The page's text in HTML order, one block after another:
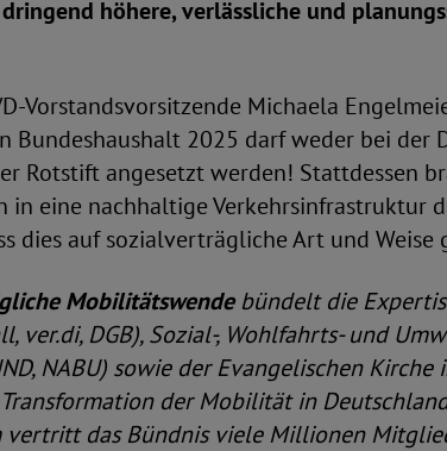
höhere, verlässliche und
Vorstandsvorsitzende Michaela
Bundeshaushalt 2025 darf weder bei der
Rotstift angesetzt werden! Stattdessen
eine nachhaltige Verkehrsinfrastruktur
dies auf sozialverträgliche Art und Weise
Mobilitätswendebündelt die
ver.di, DGB), Sozial-, Wohlfahrts- und
NABU) sowie der Evangelischen
Transformation der Mobilität in
vertritt das Bündnis viele Millionen